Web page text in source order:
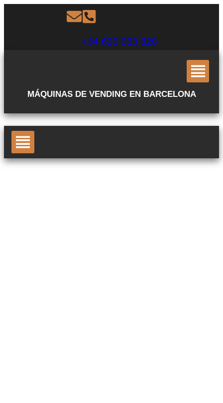
+34 625 063 820
MÁQUINAS DE VENDING EN BARCELONA